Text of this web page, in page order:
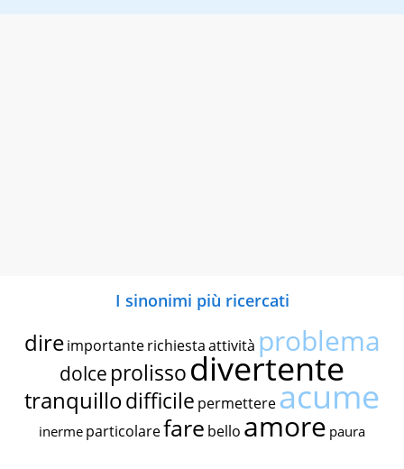
I sinonimi più ricercati
dire importante richiestaattività problema
dolce prolissodivertente
tranquillodifficile permettereacume
inerme particolarefare bello amore paura